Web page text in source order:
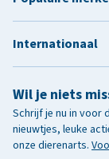
Wil je niets
Schrijf je nu in voor
nieuwtjes, leuke
onze dierenarts.
Internationaal